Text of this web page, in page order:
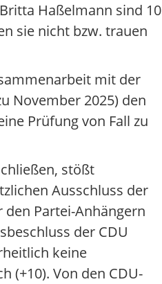
Haßelmann sind 10
sie nicht bzw. trauen
mit der
November 2025) den
Prüfung von Fall zu
stößt
Ausschluss der
Partei-Anhängern
der CDU
keine
(+10). Von den CDU-